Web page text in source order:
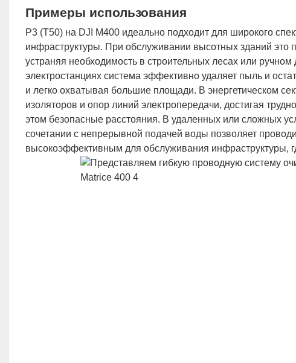
Примеры использования
P3 (T50) на DJI M400 идеально подходит для широкого
инфраструктуры. При обслуживании высотных зданий
устраняя необходимость в строительных лесах или
электростанциях система эффективно удаляет пыль и
и легко охватывая большие площади. В энергетическом
изоляторов и опор линий электропередачи, достигая
этом безопасные расстояния. В удаленных или сложных
сочетании с непрерывной подачей воды позволяет
высокоэффективным для обслуживания инфраструктуры,